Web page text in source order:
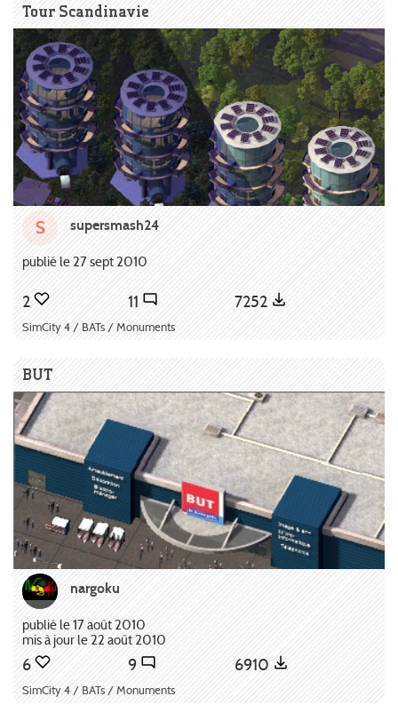
Tour Scandinavie
S supersmash24
publié le 27 sept 2010
2 11 7252
SimCity 4 / BATs / Monuments
BUT
nargoku
publié le 17 août 2010
mis à jour le 22 août 2010
6 9 6910
SimCity 4 / BATs / Monuments